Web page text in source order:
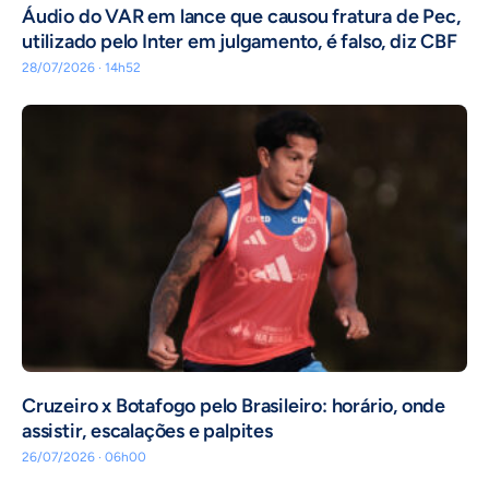
Áudio do VAR em lance que causou fratura de Pec,
utilizado pelo Inter em julgamento, é falso, diz CBF
28/07/2026 · 14h52
Cruzeiro x Botafogo pelo Brasileiro: horário, onde
assistir, escalações e palpites
26/07/2026 · 06h00